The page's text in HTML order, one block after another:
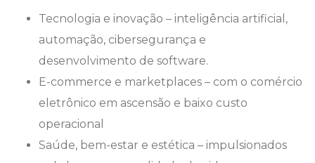
Tecnologia e inovação – inteligência artificial,
automação, cibersegurança e
desenvolvimento de software.
E-commerce e marketplaces – com o comércio
eletrônico em ascensão e baixo custo
operacional
Saúde, bem-estar e estética – impulsionados